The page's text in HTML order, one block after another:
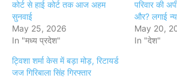
कोर्ट से हाई कोर्ट तक आज अहम
सुनवाई
May 25, 2026
In "मध्य प्रदेश"
परिवार की
और? लगाई
May 20,
In "देश"
ट्विशा शर्मा केस में बड़ा मोड़, रिटायर्ड
जज गिरिबाला सिंह गिरफ्तार